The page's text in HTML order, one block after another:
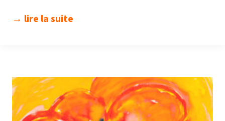
comment
bretagne
pendant
10
→ lire la suite